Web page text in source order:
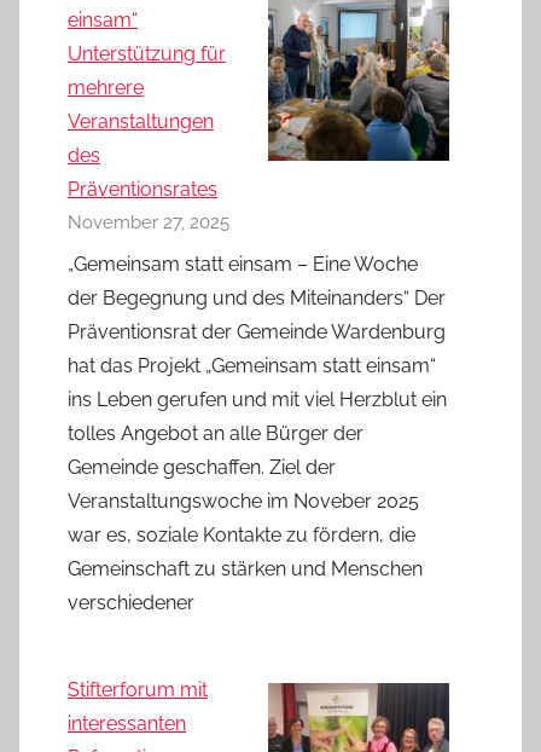
einsam“
Unterstützung für
mehrere
Veranstaltungen
des
Präventionsrates
November 27, 2025
„Gemeinsam statt einsam – Eine Woche
der Begegnung und des Miteinanders“ Der
Präventionsrat der Gemeinde Wardenburg
hat das Projekt „Gemeinsam statt einsam“
ins Leben gerufen und mit viel Herzblut ein
tolles Angebot an alle Bürger der
Gemeinde geschaffen. Ziel der
Veranstaltungswoche im Noveber 2025
war es, soziale Kontakte zu fördern, die
Gemeinschaft zu stärken und Menschen
verschiedener
Stifterforum mit
interessanten